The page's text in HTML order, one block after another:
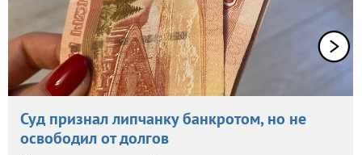
Суд признал липчанку банкротом, но не
освободил от долгов